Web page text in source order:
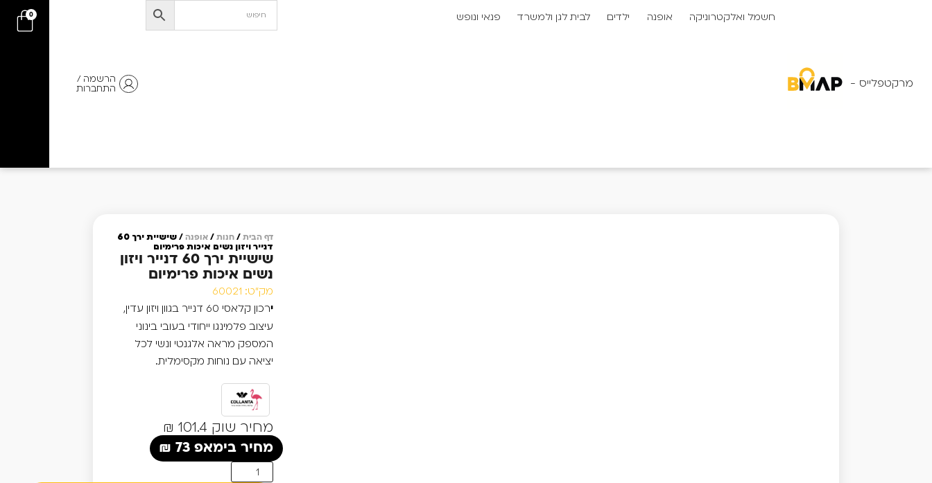
מרקטפלייס -
חשמל ואלקטרוניקה אופנה ילדים לבית לגן ולמשרד פנאי ונופש
הרשמה /
התחברות
0
דף הבית/ חנות/ אופנה/
שישיית ירך 60
דנייר ויזון נשים איכות פרימיום
שישיית ירך 60 דנייר ויזון
נשים איכות פרימיום
מק"ט: 60021
י
רכון קלאסי 60 דנייר בגוון ויזון עדין,
עיצוב פלמינגו ייחודי בעובי בינוני
המספק מראה אלגנטי ונשי לכל
יציאה עם נוחות מקסימלית.
מחיר שוק 101.4 ₪
₪ 73